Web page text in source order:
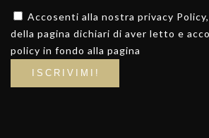
Accosenti alla nostra privacy
della pagina dichiari di aver letto e
policy in fondo alla pagina